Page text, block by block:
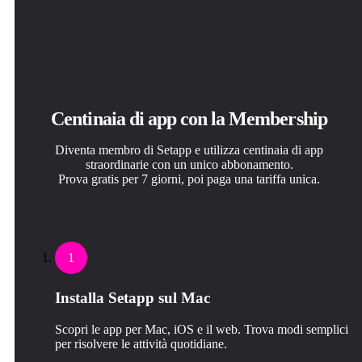
Centinaia di app con la Membership
Diventa membro di Setapp e utilizza centinaia di app
straordinarie con un unico abbonamento.
Prova gratis per 7 giorni, poi paga una tariffa unica.
1
Installa Setapp sul Mac
Scopri le app per Mac, iOS e il web. Trova modi semplici
per risolvere le attività quotidiane.